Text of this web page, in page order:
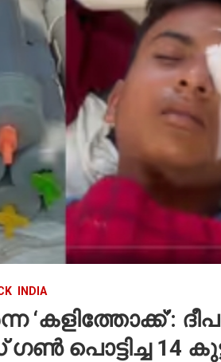
INDIA
‘കളിത്തോക്ക്’:
പൊട്ടിച്ച 14